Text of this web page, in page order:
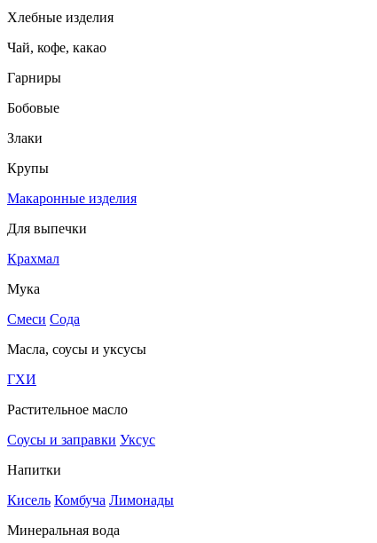
Хлебные изделия
Чай, кофе, какао
Гарниры
Бобовые
Злаки
Крупы
Макаронные изделия
Для выпечки
Крахмал
Мука
Смеси Сода
Масла, соусы и уксусы
ГХИ
Растительное масло
Соусы и заправки Уксус
Напитки
Кисель Комбуча Лимонады
Минеральная вода